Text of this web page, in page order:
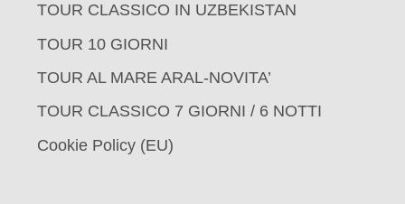
TOUR CLASSICO IN UZBEKISTAN
TOUR 10 GIORNI
TOUR AL MARE ARAL-NOVITA’
TOUR CLASSICO 7 GIORNI / 6 NOTTI
Cookie Policy (EU)